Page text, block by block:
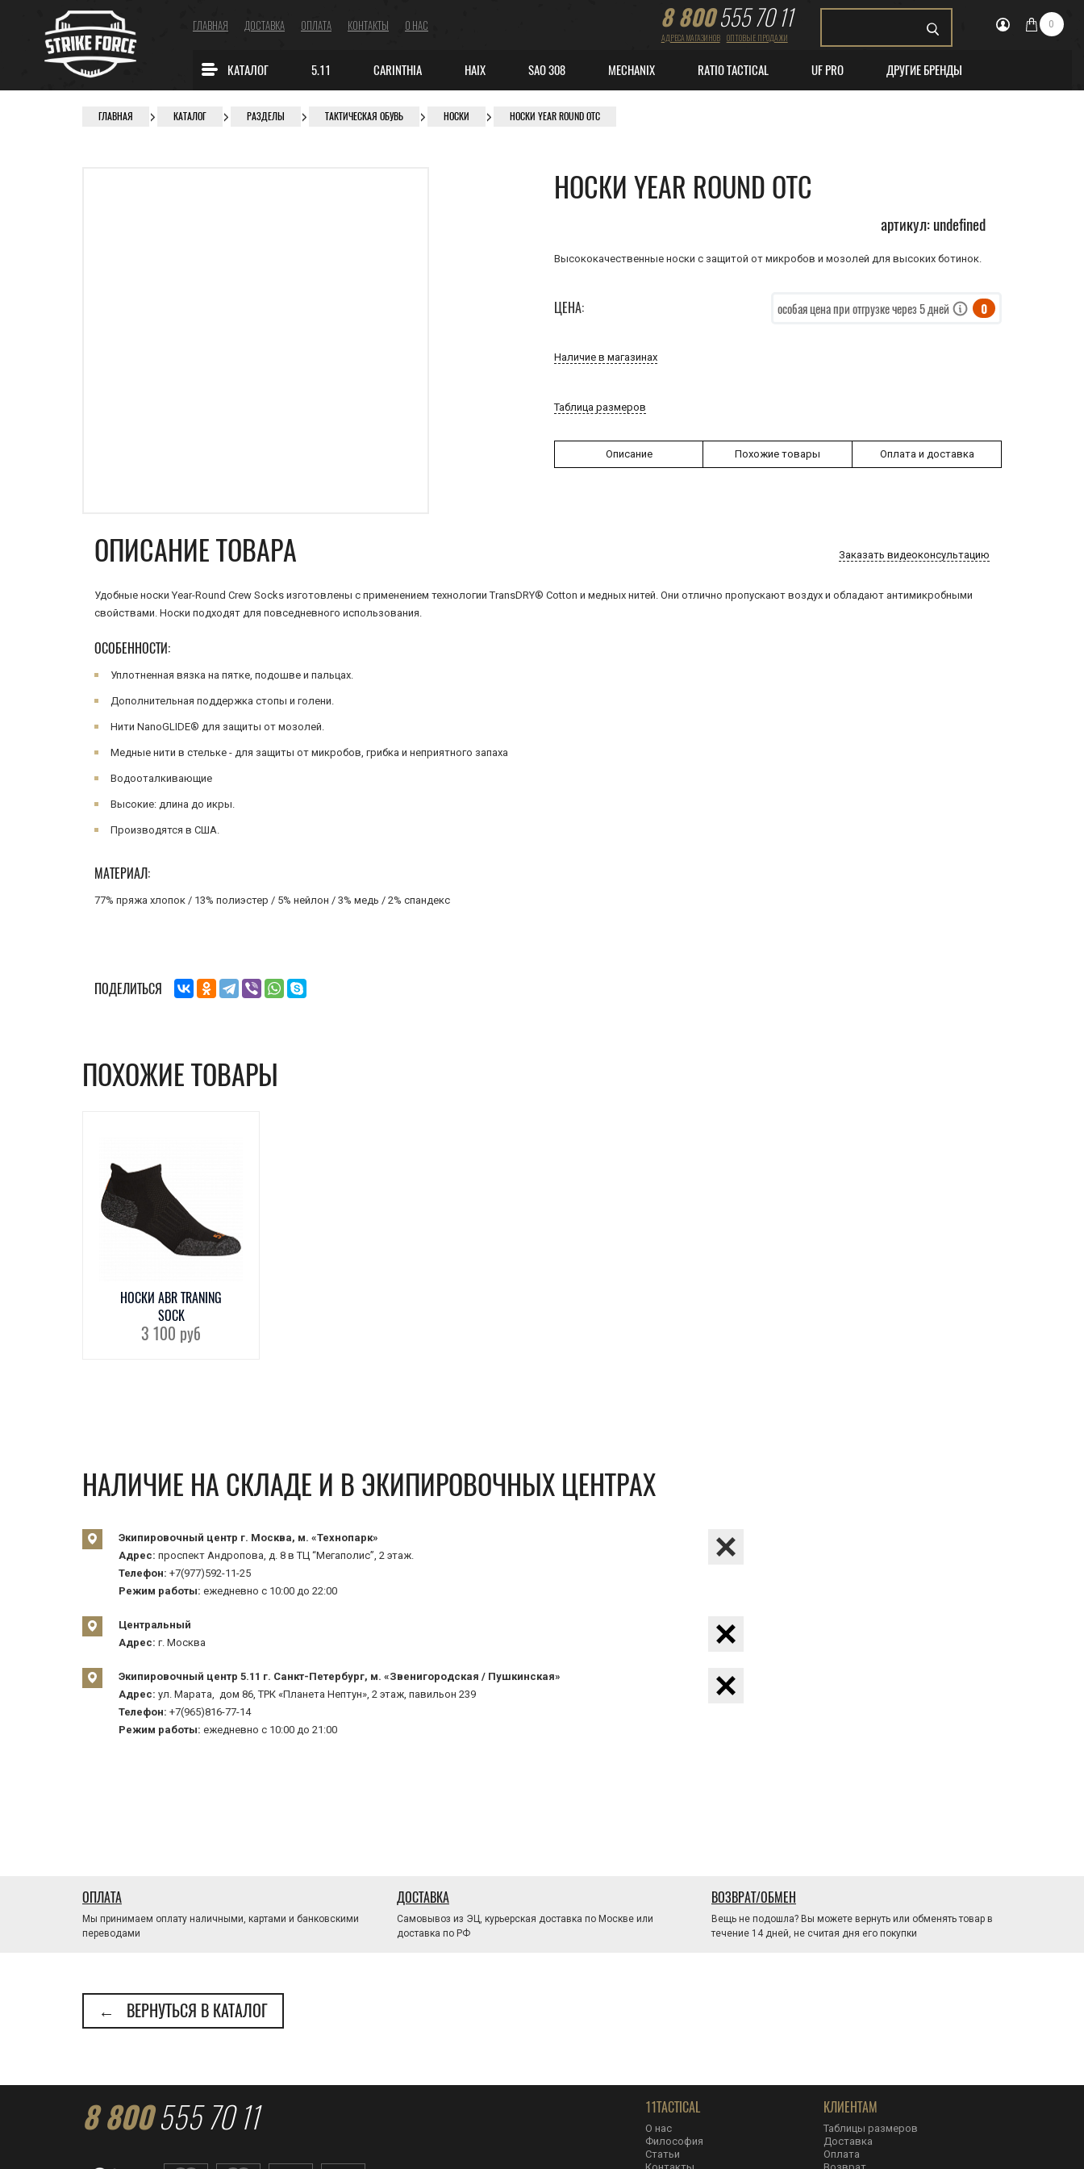
ГЛАВНАЯ ДОСТАВКА ОПЛАТА КОНТАКТЫ О НАС 8 800555 70 11
АДРЕСА МАГАЗИНОВ ОПТОВЫЕ ПРОДАЖИ
0
КАТАЛОГ 5.11 CARINTHIA HAIX SAO 308 MECHANIX RATIO TACTICAL UF PRO ДРУГИЕ БРЕНДЫ
ГЛАВНАЯ КАТАЛОГ РАЗДЕЛЫ ТАКТИЧЕСКАЯ ОБУВЬ НОСКИ НОСКИ YEAR ROUND OTC
НОСКИ YEAR ROUND OTC
артикул: undefined
Высококачественные носки с защитой от микробов и мозолей для высоких ботинок.
ЦЕНА: особая цена при отгрузке через 5 дней 0
Наличие в магазинах
Таблица размеров
Описание Похожие товары Оплата и доставка
Заказать видеоконсультацию
ОПИСАНИЕ ТОВАРА
Удобные носки Year-Round Crew Socks изготовлены с применением технологии TransDRY® Cotton и медных нитей. Они отлично пропускают воздух и обладают антимикробными
свойствами. Носки подходят для повседневного использования.
ОСОБЕННОСТИ:
Уплотненная вязка на пятке, подошве и пальцах.
Дополнительная поддержка стопы и голени.
Нити NanoGLIDE® для защиты от мозолей.
Медные нити в стельке - для защиты от микробов, грибка и неприятного запаха
Водооталкивающие
Высокие: длина до икры.
Производятся в США.
МАТЕРИАЛ:
77% пряжа хлопок / 13% полиэстер / 5% нейлон / 3% медь / 2% спандекс
ПОДЕЛИТЬСЯ
ПОХОЖИЕ ТОВАРЫ
НОСКИ ABR TRANING
SOCK
3 100 руб
НАЛИЧИЕ НА СКЛАДЕ И В ЭКИПИРОВОЧНЫХ ЦЕНТРАХ
Экипировочный центр г. Москва, м. «Технопарк»
Адрес: проспект Андропова, д. 8 в ТЦ “Мегаполис”, 2 этаж.
Телефон: +7(977)592-11-25
Режим работы: ежедневно с 10:00 до 22:00
Центральный
Адрес: г. Москва
Экипировочный центр 5.11 г. Санкт-Петербург, м. «Звенигородская / Пушкинская»
Адрес: ул. Марата, дом 86, ТРК «Планета Нептун», 2 этаж, павильон 239
Телефон: +7(965)816-77-14
Режим работы: ежедневно с 10:00 до 21:00
ОПЛАТА
Мы принимаем оплату наличными, картами и банковскими
переводами
ДОСТАВКА
Самовывоз из ЭЦ, курьерская доставка по Москве или
доставка по РФ
ВОЗВРАТ/ОБМЕН
Вещь не подошла? Вы можете вернуть или обменять товар в
течение 14 дней, не считая дня его покупки
← ВЕРНУТЬСЯ В КАТАЛОГ
8 800555 70 11 11TACTICAL
О нас
Философия
Статьи
КЛИЕНТАМ
Таблицы размеров
Доставка
Оплата